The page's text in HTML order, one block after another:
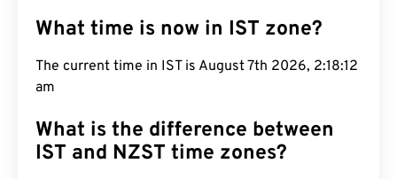
What time is now in IST zone?
The current time in IST is August 7th 2026, 2:18:12
am
What is the difference between
IST and NZST time zones?